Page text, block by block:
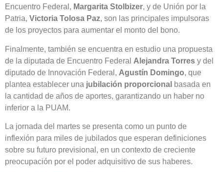
Encuentro Federal, Margarita Stolbizer, y de Unión por la
Patria, Victoria Tolosa Paz, son las principales impulsoras
de los proyectos para aumentar el monto del bono.
Finalmente, también se encuentra en estudio una propuesta
de la diputada de Encuentro Federal Alejandra Torres y del
diputado de Innovación Federal, Agustín Domingo, que
plantea establecer una jubilación proporcional basada en
la cantidad de años de aportes, garantizando un haber no
inferior a la PUAM.
La jornada del martes se presenta como un punto de
inflexión para miles de jubilados que esperan definiciones
sobre su futuro previsional, en un contexto de creciente
preocupación por el poder adquisitivo de sus haberes.